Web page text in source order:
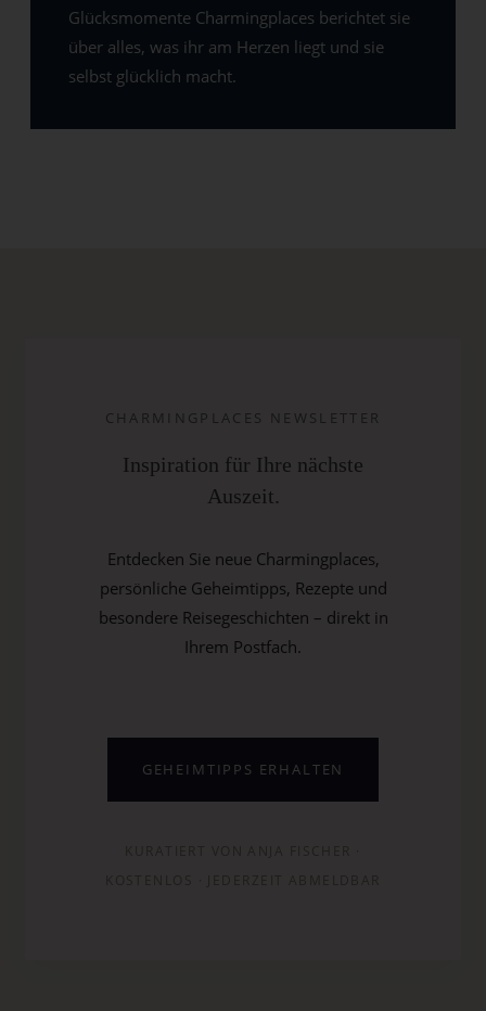
Glücksmomente Charmingplaces berichtet sie
über alles, was ihr am Herzen liegt und sie
selbst glücklich macht.
CHARMINGPLACES NEWSLETTER
Inspiration für Ihre nächste
Auszeit.
Entdecken Sie neue Charmingplaces,
persönliche Geheimtipps, Rezepte und
besondere Reisegeschichten – direkt in
Ihrem Postfach.
GEHEIMTIPPS ERHALTEN